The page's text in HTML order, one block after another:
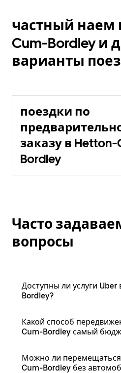
частный наем
Cum-Bordley и
варианты
поездки по
заказу в Hetton-
Bordley
Часто
вопросы
Доступны ли услуги
Bordley?
Какой способ
Cum-Bordley самый
Можно ли
Cum-Bordley без